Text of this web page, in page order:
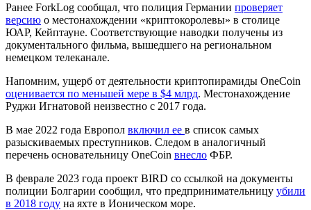
Ранее ForkLog сообщал, что полиция Германии проверяет
версию о местонахождении «криптокоролевы» в столице
ЮАР, Кейптауне. Соответствующие наводки получены из
документального фильма, вышедшего на региональном
немецком телеканале.
Напомним, ущерб от деятельности криптопирамиды OneCoin
оценивается по меньшей мере в $4 млрд. Местонахождение
Руджи Игнатовой неизвестно с 2017 года.
В мае 2022 года Европол включил ее в список самых
разыскиваемых преступников. Следом в аналогичный
перечень основательницу OneCoin внесло ФБР.
В феврале 2023 года проект BIRD со ссылкой на документы
полиции Болгарии сообщил, что предпринимательницу убили
в 2018 году на яхте в Ионическом море.